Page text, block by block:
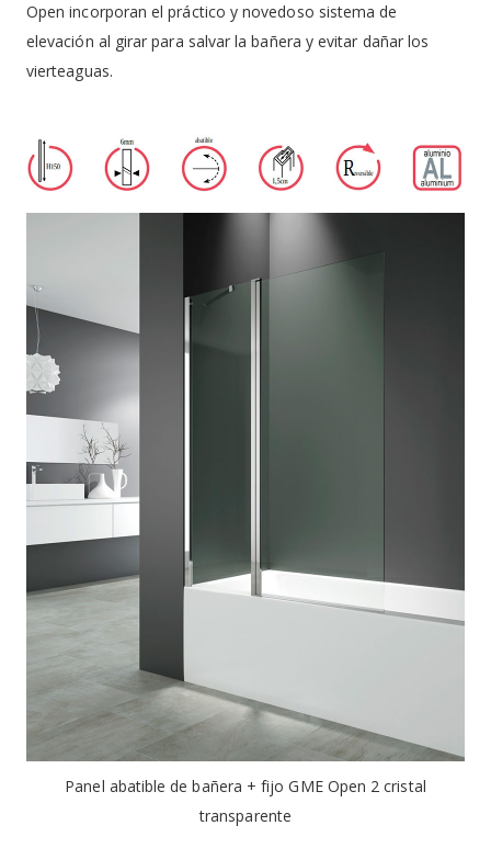
Open incorporan el práctico y novedoso sistema de
elevación al girar para salvar la bañera y evitar dañar los
vierteaguas.
Panel abatible de bañera + fijo GME Open 2 cristal
transparente